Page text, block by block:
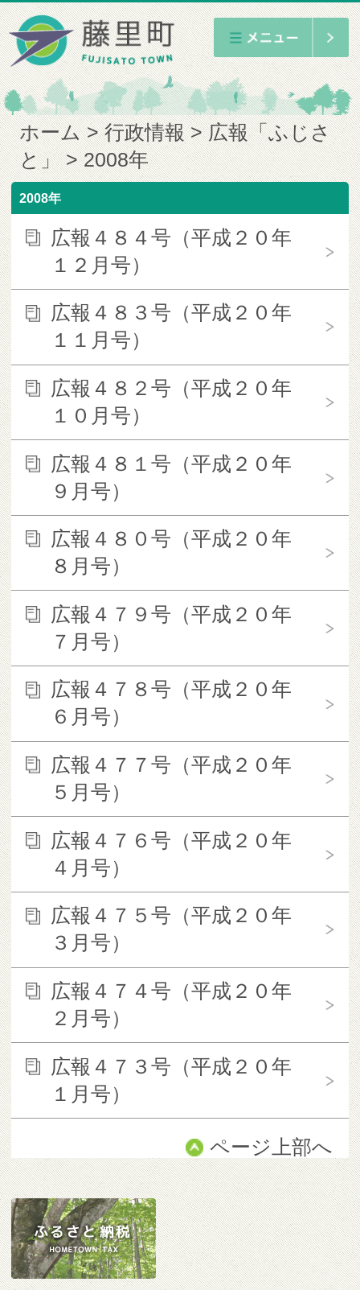
ホーム 行政情報
広報「ふじさ
と」
2008年
2008年
広報４８４号（平成２０年
１２月号）
広報４８３号（平成２０年
１１月号）
広報４８２号（平成２０年
１０月号）
広報４８１号（平成２０年
９月号）
広報４８０号（平成２０年
８月号）
広報４７９号（平成２０年
７月号）
広報４７８号（平成２０年
６月号）
広報４７７号（平成２０年
５月号）
広報４７６号（平成２０年
４月号）
広報４７５号（平成２０年
３月号）
広報４７４号（平成２０年
２月号）
広報４７３号（平成２０年
１月号）
ページ上部へ